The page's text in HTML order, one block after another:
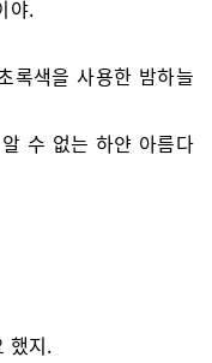
야.
록색을 사용한 밤하늘
수 없는 하얀 아름다
했지.